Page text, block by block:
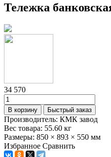
Тележка
34 570
В корзину Быстрый заказ
Производитель: КМК завод
Вес товара: 55.60 кг
Размеры: 850 × 893 × 550 мм
Избранное Сравнить